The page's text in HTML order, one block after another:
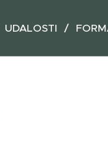
UDALOSTI